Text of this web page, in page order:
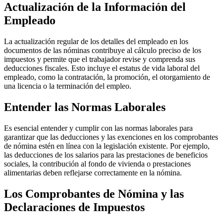
Actualización de la Información del
Empleado
La actualización regular de los detalles del empleado en los
documentos de las nóminas contribuye al cálculo preciso de los
impuestos y permite que el trabajador revise y comprenda sus
deducciones fiscales. Esto incluye el estatus de vida laboral del
empleado, como la contratación, la promoción, el otorgamiento de
una licencia o la terminación del empleo.
Entender las Normas Laborales
Es esencial entender y cumplir con las normas laborales para
garantizar que las deducciones y las exenciones en los comprobantes
de nómina estén en línea con la legislación existente. Por ejemplo,
las deducciones de los salarios para las prestaciones de beneficios
sociales, la contribución al fondo de vivienda o prestaciones
alimentarias deben reflejarse correctamente en la nómina.
Los Comprobantes de Nómina y las
Declaraciones de Impuestos